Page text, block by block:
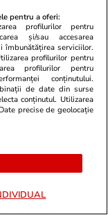
14:13
pentru a oferi:
profilurilor pentru
și/sau accesarea
îmbunătățirea serviciilor.
profilurilor pentru
profilurilor pentru
conținutului.
de date din surse
conținutul. Utilizarea
precise de geolocație